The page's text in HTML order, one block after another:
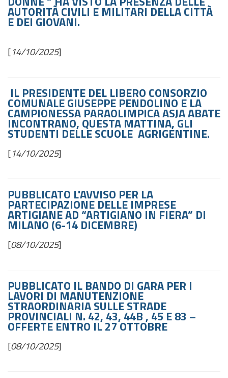
AUTORITÀ CIVILI E MILITARI DELLA CITTÀ
E DEI GIOVANI.
[14/10/2025]
IL PRESIDENTE DEL LIBERO CONSORZIO
COMUNALE GIUSEPPE PENDOLINO E LA
CAMPIONESSA PARAOLIMPICA ASJA ABATE
INCONTRANO, QUESTA MATTINA, GLI
STUDENTI DELLE SCUOLE AGRIGENTINE.
[14/10/2025]
PUBBLICATO L'AVVISO PER LA
PARTECIPAZIONE DELLE IMPRESE
ARTIGIANE AD “ARTIGIANO IN FIERA” DI
MILANO (6-14 DICEMBRE)
[08/10/2025]
PUBBLICATO IL BANDO DI GARA PER I
LAVORI DI MANUTENZIONE
STRAORDINARIA SULLE STRADE
PROVINCIALI N. 42, 43, 44B , 45 E 83 –
OFFERTE ENTRO IL 27 OTTOBRE
[08/10/2025]